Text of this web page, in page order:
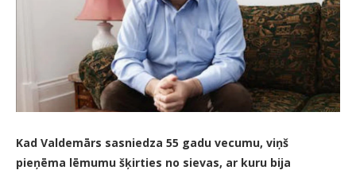
Kad Valdemārs sasniedza 55 gadu vecumu, viņš
pieņēma lēmumu šķirties no sievas, ar kuru bija